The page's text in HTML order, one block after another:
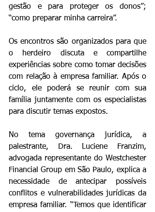
gestão e para proteger os donos”;
“como preparar minha carreira”.
Os encontros são organizados para que
o herdeiro discuta e compartilhe
experiências sobre como tomar decisões
com relação à empresa familiar. Após o
ciclo, ele poderá se reunir com sua
família juntamente com os especialistas
para discutir temas expostos.
No tema governança jurídica, a
palestrante, Dra. Luciene Franzim,
advogada representante do Westchester
Financial Group em São Paulo, explica a
necessidade de antecipar possíveis
conflitos e vulnerabilidades jurídicas da
empresa familiar. “Temos que identificar